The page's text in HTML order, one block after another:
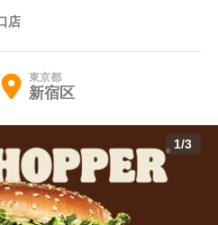
店
東京都
新宿区
1/3